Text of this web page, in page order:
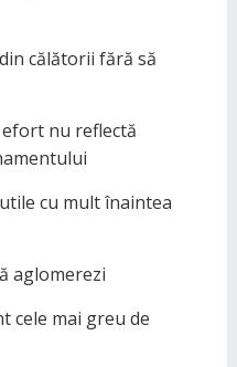
călătorii fără să
nu reflectă
cu mult înaintea
aglomerezi
cele mai greu de